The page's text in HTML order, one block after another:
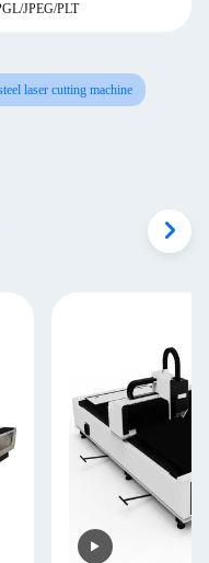
JPEG/PLT
laser cutting machine